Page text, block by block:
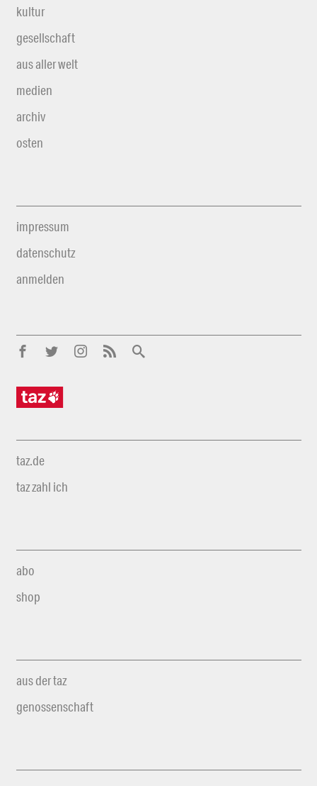
kultur
gesellschaft
aus aller welt
medien
archiv
osten
impressum
datenschutz
anmelden
taz.de
taz zahl ich
abo
shop
aus der taz
genossenschaft